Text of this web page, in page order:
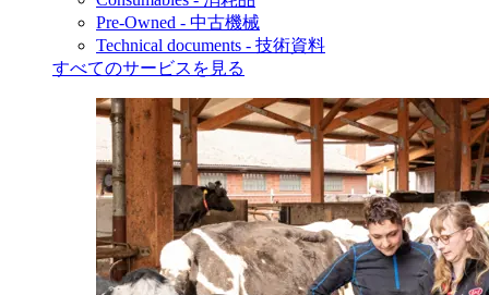
Pre-Owned - 中古機械
Technical documents - 技術資料
すべてのサービスを見る